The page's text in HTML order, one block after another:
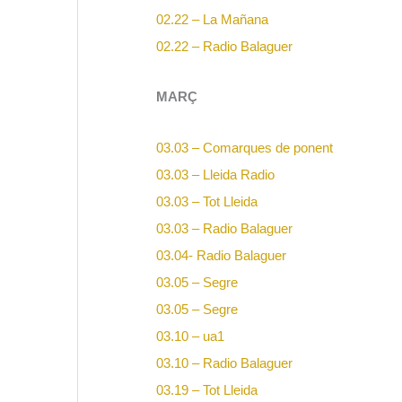
02.22 – La Mañana
02.22 – Radio Balaguer
MARÇ
03.03 – Comarques de ponent
03.03 – Lleida Radio
03.03 – Tot Lleida
03.03 – Radio Balaguer
03.04- Radio Balaguer
03.05 – Segre
03.05 – Segre
03.10 – ua1
03.10 – Radio Balaguer
03.19 – Tot Lleida